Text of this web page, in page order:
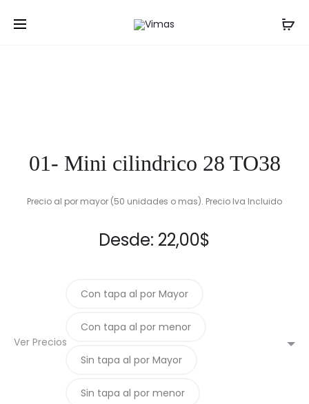
07-
Inicio 01- Mini cilindrico 28 TO38
01- Mini cilindrico 28 TO38
Precio al por mayor (50 unidades o mas). Precio Iva Incluido
Desde: 22,00$
Ver Precios
Con tapa al por Mayor
Con tapa al por menor
Sin tapa al por Mayor
Sin tapa al por menor